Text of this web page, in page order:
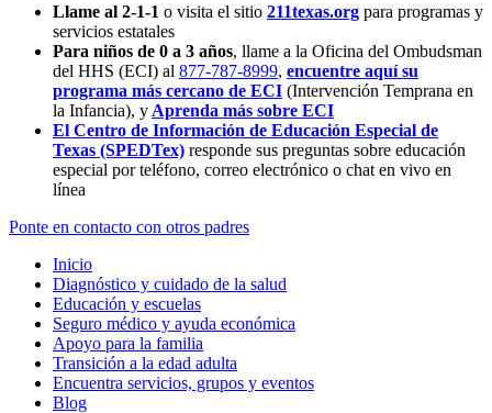
Llame al 2-1-1 o visita el sitio 211texas.org para programas y
servicios estatales
Para niños de 0 a 3 años, llame a la Oficina del Ombudsman
del HHS (ECI) al 877-787-8999, encuentre aquí su
programa más cercano de ECI (Intervención Temprana en
la Infancia), y Aprenda más sobre ECI
El Centro de Información de Educación Especial de
Texas (SPEDTex) responde sus preguntas sobre educación
especial por teléfono, correo electrónico o chat en vivo en
línea
Ponte en contacto con otros padres
Inicio
Diagnóstico y cuidado de la salud
Educación y escuelas
Seguro médico y ayuda económica
Apoyo para la familia
Transición a la edad adulta
Encuentra servicios, grupos y eventos
Blog